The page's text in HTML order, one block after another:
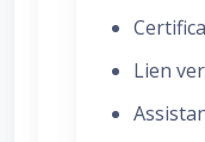
Lien